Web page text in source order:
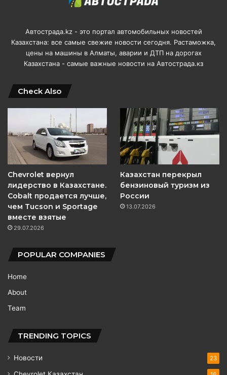
Автострада.kz - это портал автомобильных новостей
Казахстана: все самые свежие новости сегодня. Растаможка,
цены на машины в Алматы, аварии и ДТП на дорогах
Казахстана - самые важные новости на Автострада.кз
Check Also
Chevrolet вернул
лидерство в Казахстане.
Cobalt продается лучше,
чем Tucson и Sportage
вместе взятые
29.07.2026
Казахстан перекрыл
бензиновый туризм из
России
13.07.2026
POPULAR COMPANIES
Home
About
Team
TRENDING TOPICS
Новости 23